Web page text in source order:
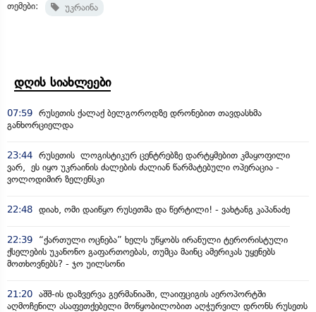
თემები: უკრაინა
დღის სიახლეები
07:59 რუსეთის ქალაქ ბელგოროდზე დრონებით თავდასხმა
განხორციელდა
23:44 რუსეთის ლოგისტიკურ ცენტრებზე დარტყმებით კმაყოფილი
ვარ, ეს იყო უკრაინის ძალების ძალიან წარმატებული ოპერაცია -
ვოლოდიმირ ზელენსკი
22:48 დიახ, ომი დაიწყო რუსეთმა და წერტილი! - ვახტანგ კაპანაძე
22:39
“ქართული ოცნება” ხელს უწყობს ირანული ტერორისტული
ქსელების უკანონო გაფართოებას, თუმცა მაინც ამერიკას უყენებს
მოთხოვნებს? - ჯო უილსონი
21:20 აშშ-ის დაზვერვა გერმანიაში, ლაიფციგის აეროპორტში
აღმოჩენილ ასაფეთქებელი მოწყობილობით აღჭურვილ დრონს რუსეთს